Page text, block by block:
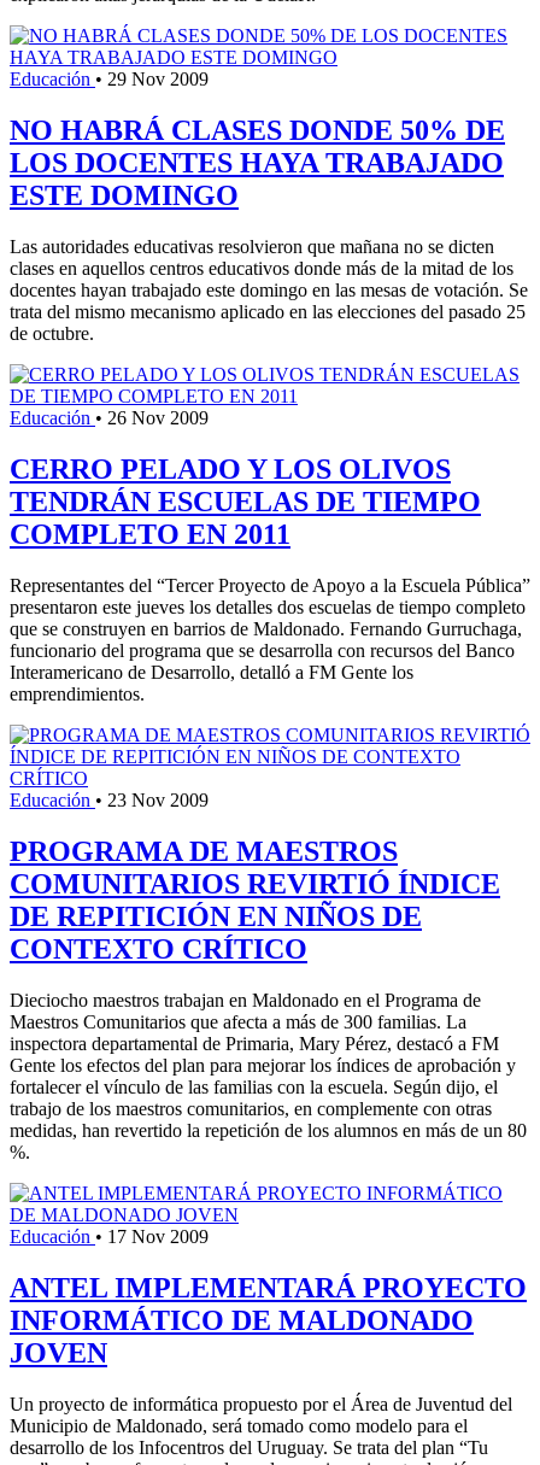
Educación • 29 Nov 2009
NO HABRÁ CLASES DONDE 50% DE
LOS DOCENTES HAYA TRABAJADO
ESTE DOMINGO
Las autoridades educativas resolvieron que mañana no se dicten
clases en aquellos centros educativos donde más de la mitad de los
docentes hayan trabajado este domingo en las mesas de votación. Se
trata del mismo mecanismo aplicado en las elecciones del pasado 25
de octubre.
Educación • 26 Nov 2009
CERRO PELADO Y LOS OLIVOS
TENDRÁN ESCUELAS DE TIEMPO
COMPLETO EN 2011
Representantes del “Tercer Proyecto de Apoyo a la Escuela Pública”
presentaron este jueves los detalles dos escuelas de tiempo completo
que se construyen en barrios de Maldonado. Fernando Gurruchaga,
funcionario del programa que se desarrolla con recursos del Banco
Interamericano de Desarrollo, detalló a FM Gente los
emprendimientos.
Educación • 23 Nov 2009
PROGRAMA DE MAESTROS
COMUNITARIOS REVIRTIÓ ÍNDICE
DE REPITICIÓN EN NIÑOS DE
CONTEXTO CRÍTICO
Dieciocho maestros trabajan en Maldonado en el Programa de
Maestros Comunitarios que afecta a más de 300 familias. La
inspectora departamental de Primaria, Mary Pérez, destacó a FM
Gente los efectos del plan para mejorar los índices de aprobación y
fortalecer el vínculo de las familias con la escuela. Según dijo, el
trabajo de los maestros comunitarios, en complemente con otras
medidas, han revertido la repetición de los alumnos en más de un 80
%.
Educación • 17 Nov 2009
ANTEL IMPLEMENTARÁ PROYECTO
INFORMÁTICO DE MALDONADO
JOVEN
Un proyecto de informática propuesto por el Área de Juventud del
Municipio de Maldonado, será tomado como modelo para el
desarrollo de los Infocentros del Uruguay. Se trata del plan “Tu